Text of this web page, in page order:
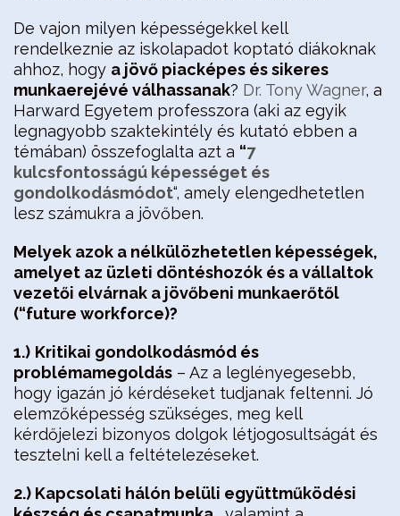
De vajon milyen képességekkel kell
rendelkeznie az iskolapadot koptató diákoknak
ahhoz, hogy a jövő piacképes és sikeres
munkaerejévé válhassanak? Dr. Tony Wagner, a
Harward Egyetem professzora (aki az egyik
legnagyobb szaktekintély és kutató ebben a
témában) összefoglalta azt a “7
kulcsfontosságú képességet és
gondolkodásmódot“, amely elengedhetetlen
lesz számukra a jövőben.
Melyek azok a nélkülözhetetlen képességek,
amelyet az üzleti döntéshozók és a vállaltok
vezetői elvárnak a jövőbeni munkaerőtől
(“future workforce)?
1.) Kritikai gondolkodásmód és
problémamegoldás – Az a leglényegesebb,
hogy igazán jó kérdéseket tudjanak feltenni. Jó
elemzőképesség szükséges, meg kell
kérdőjelezi bizonyos dolgok létjogosultságát és
tesztelni kell a feltételezéseket.
2.) Kapcsolati hálón belüli együttműködési